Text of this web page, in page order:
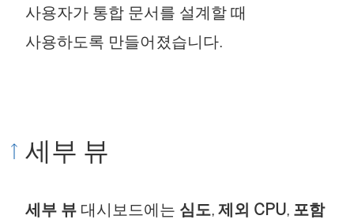
사용자가 통합 문서를 설계할 때
사용하도록 만들어졌습니다.
세부 뷰
세부 뷰 대시보드에는 심도, 제외 CPU, 포함